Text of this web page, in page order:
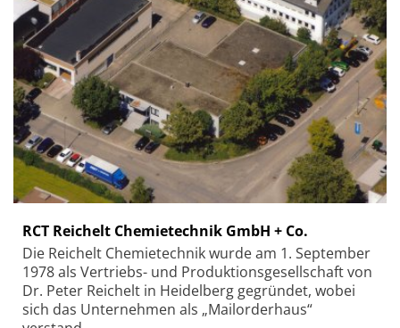
RCT Reichelt Chemietechnik GmbH + Co.
Die Reichelt Chemietechnik wurde am 1. September
1978 als Vertriebs- und Produktionsgesellschaft von
Dr. Peter Reichelt in Heidelberg gegründet, wobei
sich das Unternehmen als „Mailorderhaus“